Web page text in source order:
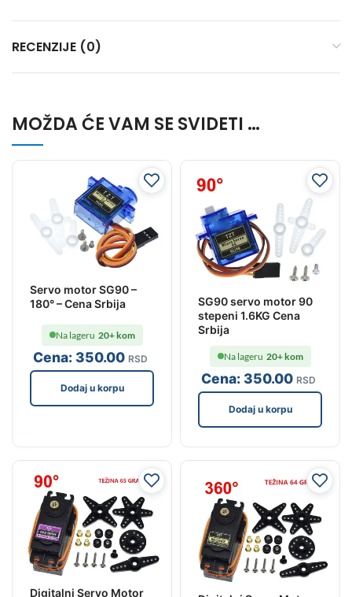
RECENZIJE (0)
MOŽDA ĆE VAM SE SVIDETI …
Servo motor SG90 –
180° – Cena Srbija
Cena:350.00 RSD
Na lageru 20+ kom
Dodaj u korpu
SG90 servo motor 90
stepeni 1.6KG Cena
Srbija
Cena:350.00 RSD
Na lageru 20+ kom
Dodaj u korpu
Digitalni Servo Motor